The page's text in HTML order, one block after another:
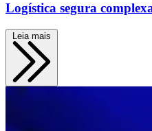
Logística segura
Leia mais